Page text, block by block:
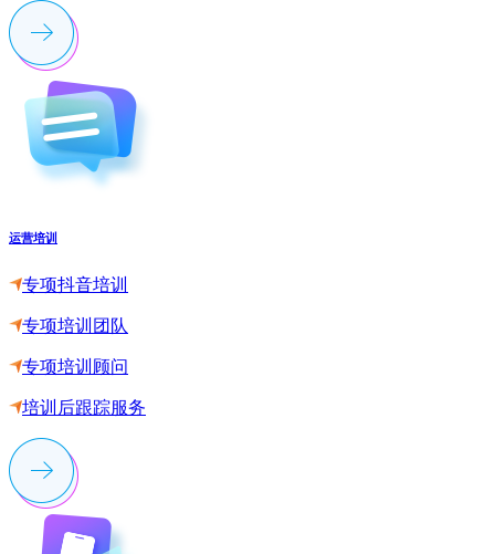
运营培训
专项抖音培训
专项培训团队
专项培训顾问
培训后跟踪服务